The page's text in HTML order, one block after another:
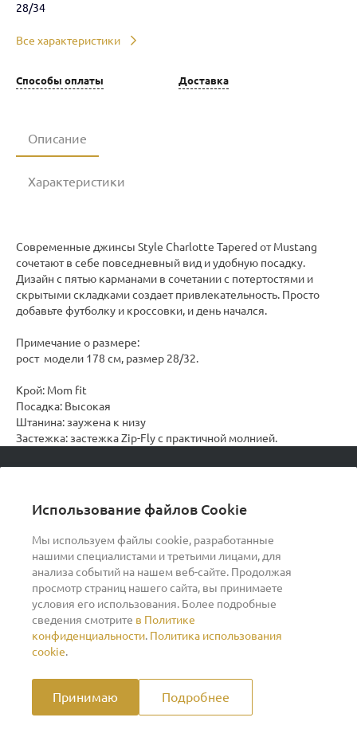
Использование файлов Cookie
Мы используем файлы cookie, разработанные
нашими специалистами и третьими лицами, для
анализа событий на нашем веб-сайте. Продолжая
просмотр страниц нашего сайта, вы принимаете
условия его использования. Более подробные
сведения смотрите в Политике
конфиденциальности. Политика использования
cookie.
Принимаю Подробнее
28/34
Все характеристики
Способы оплаты Доставка
Описание
Характеристики
Современные джинсы Style Charlotte Tapered от Mustang
сочетают в себе повседневный вид и удобную посадку.
Дизайн с пятью карманами в сочетании с потертостями и
скрытыми складками создает привлекательность. Просто
добавьте футболку и кроссовки, и день начался.
Примечание о размере:
рост модели 178 см, размер 28/32.
Крой: Mom fit
Посадка: Высокая
Штанина: заужена к низу
Застежка: застежка Zip-Fly с практичной молнией.
О компании
Помощь
Индивидуальный предприниматель Ильин Дмитрий
370260278346